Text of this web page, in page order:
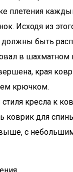
плетения
Исходя из
должны быть
в шахматном
края
крючком.
кресла к
коврик для
выше, с